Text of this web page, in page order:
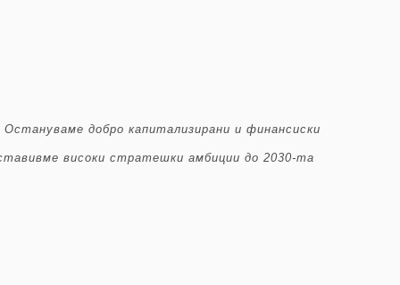
Остануваме добро капитализирани и финансиски
високи стратешки амбиции до 2030-та